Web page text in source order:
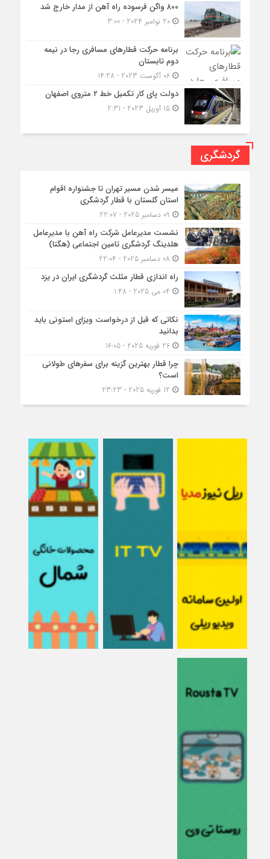
۸۰۰ واگن فرسوده راه آهن از مدار خارج شد
20 نوامبر 2024 - 3:00
برنامه حرکت قطارهای مسافری رجا در نیمه
دوم تابستان
06 آگوست 2023 - 14:28
دولت پای کار تکمیل خط ۲ متروی اصفهان
15 آوریل 2023 - 2:31
گردشگری
میسر شدن مسیر تهران تا جشنواره اقوام
استان گلستان با قطار گردشگری
نشست مدیرعامل شرکت راه آهن با مدیرعامل
هلدینگ گردشگری تامین اجتماعی (هگتا)
راه اندازی قطار مثلث گردشگری ایران در یزد
نکاتی که قبل از درخواست ویزای استونی باید
بدانید
26 فوریه 2025 - 16:05
چرا قطار بهترین گزینه برای سفرهای طولانی
است؟